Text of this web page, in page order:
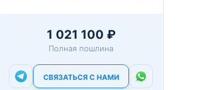
1 021 100 ₽
Полная пошлина
СВЯЗАТЬСЯ С НАМИ